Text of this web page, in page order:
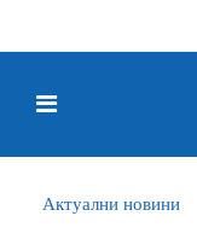
Актуални новини